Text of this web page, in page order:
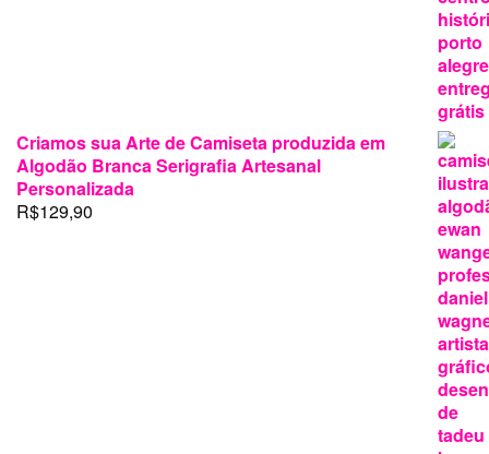
Criamos sua Arte de Camiseta produzida em
Algodão Branca Serigrafia Artesanal
Personalizada
R$129,90